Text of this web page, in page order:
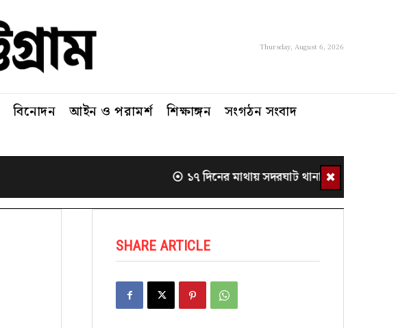
Thursday, August 6, 2026
বিনোদন আইন ও পরামর্শ শিক্ষাঙ্গন
সংগঠন সংবাদ
১৭ দিনের মাথায় সদরঘাট থানা থেকে সরলেন
✖
SHARE ARTICLE